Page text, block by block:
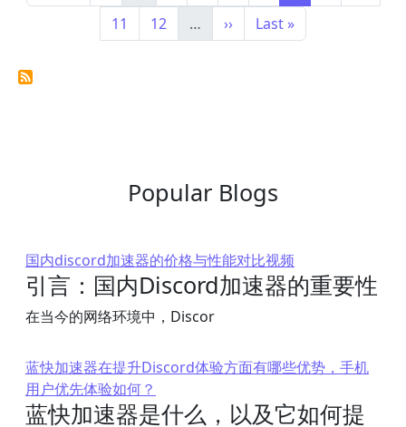
Page
11 Page
12 … 下一页
›› 末页
Last »
Popular Blogs
国内discord加速器的价格与性能对比视频
引言：国内Discord加速器的重要性
在当今的网络环境中，Discor
蓝快加速器在提升Discord体验方面有哪些优势，手机
用户优先体验如何？
蓝快加速器是什么，以及它如何提